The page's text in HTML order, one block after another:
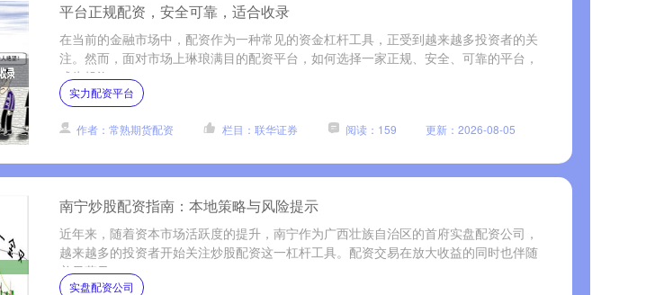
平台正规配资，安全可靠，适合收录
在当前的金融市场中，配资作为一种常见的资金杠杆工具，正受到越来越多投资者的关
注。然而，面对市场上琳琅满目的配资平台，如何选择一家正规、安全、可靠的平台，
成为投资....
实力配资平台
作者：常熟期货配资 栏目：联华证券 阅读：159 更新：2026-08-05
南宁炒股配资指南：本地策略与风险提示
近年来，随着资本市场活跃度的提升，南宁作为广西壮族自治区的首府实盘配资公司，
越来越多的投资者开始关注炒股配资这一杠杆工具。配资交易在放大收益的同时也伴随
着显著风....
实盘配资公司